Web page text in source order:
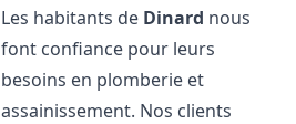
Les habitants de Dinard nous
font confiance pour leurs
besoins en plomberie et
assainissement. Nos clients